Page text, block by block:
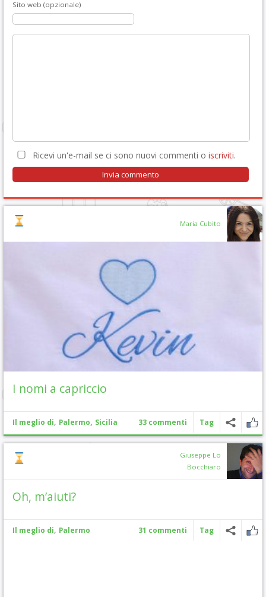
Sito web (opzionale)
Ricevi un'e-mail se ci sono nuovi commenti o iscriviti.
Maria Cubito
I nomi a capriccio
Il meglio di, Palermo, Sicilia 33 commenti Tag
Giuseppe Lo
Bocchiaro
Oh, m’aiuti?
Il meglio di, Palermo 31 commenti Tag